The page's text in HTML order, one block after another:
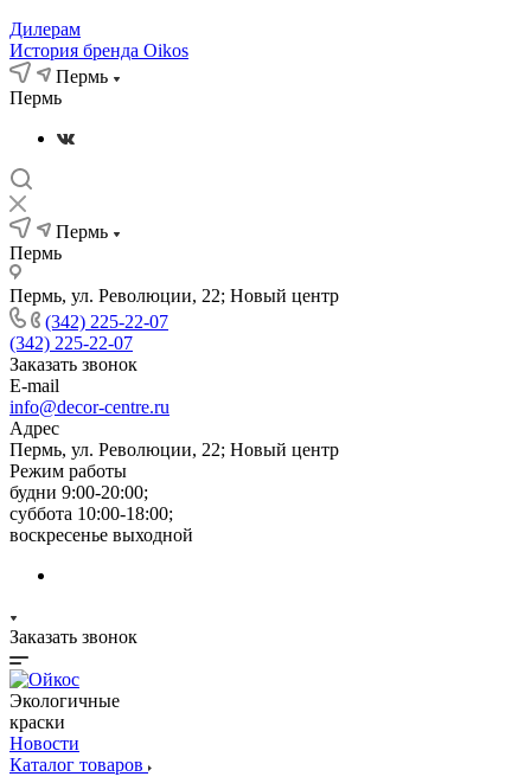
Дилерам
История бренда Oikos
Пермь
Пермь
Пермь
Пермь
Пермь, ул. Революции, 22; Новый центр
(342) 225-22-07
(342) 225-22-07
Заказать звонок
E-mail
info@decor-centre.ru
Адрес
Пермь, ул. Революции, 22; Новый центр
Режим работы
будни 9:00-20:00;
суббота 10:00-18:00;
воскресенье выходной
Заказать звонок
Экологичные
краски
Новости
Каталог товаров